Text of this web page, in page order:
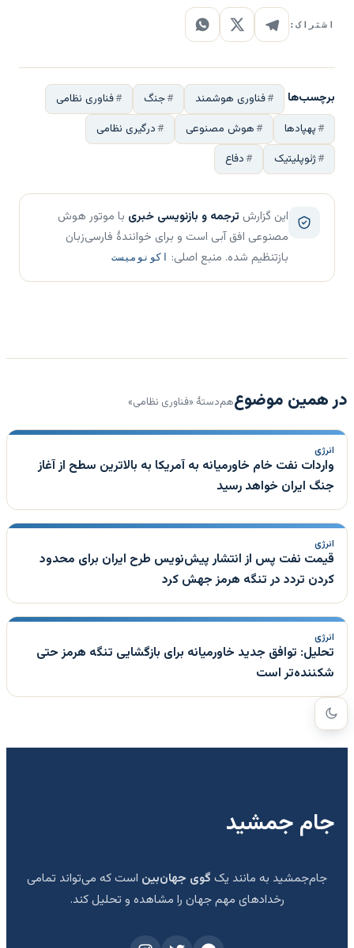
اشتراک:
برچسب‌ها فناوری هوشمند جنگ
فناوری نظامی
پهپادها
هوش مصنوعی
درگیری نظامی
ژئوپلیتیک
دفاع
این گزارش ترجمه و بازنویسی خبری با موتور هوش
مصنوعی افق آبی است و برای خوانندهٔ فارسی‌زبان
بازتنظیم شده. منبع اصلی: اکونومیست
در همین موضوعهم‌دستهٔ «فناوری نظامی»
انرژی
واردات نفت خام خاورمیانه به آمریکا به بالاترین سطح از آغاز
جنگ ایران خواهد رسید
انرژی
قیمت نفت پس از انتشار پیش‌نویس طرح ایران برای محدود
کردن تردد در تنگه هرمز جهش کرد
انرژی
تحلیل: توافق جدید خاورمیانه برای بازگشایی تنگه هرمز حتی
شکننده‌تر است
جام جمشید
جام‌جمشید به مانند یک گوی جهان‌بین است که می‌تواند تمامی
رخدادهای مهم جهان را مشاهده و تحلیل کند.